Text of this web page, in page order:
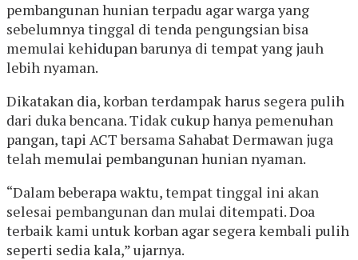
pembangunan hunian terpadu agar warga yang
sebelumnya tinggal di tenda pengungsian bisa
memulai kehidupan barunya di tempat yang jauh
lebih nyaman.
Dikatakan dia, korban terdampak harus segera pulih
dari duka bencana. Tidak cukup hanya pemenuhan
pangan, tapi ACT bersama Sahabat Dermawan juga
telah memulai pembangunan hunian nyaman.
“Dalam beberapa waktu, tempat tinggal ini akan
selesai pembangunan dan mulai ditempati. Doa
terbaik kami untuk korban agar segera kembali pulih
seperti sedia kala,” ujarnya.